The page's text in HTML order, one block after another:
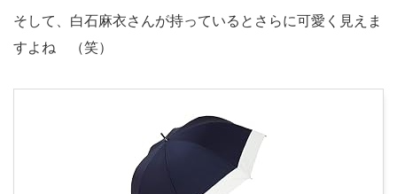
そして、白石麻衣さんが持っているとさらに可愛く見えま
すよね （笑）